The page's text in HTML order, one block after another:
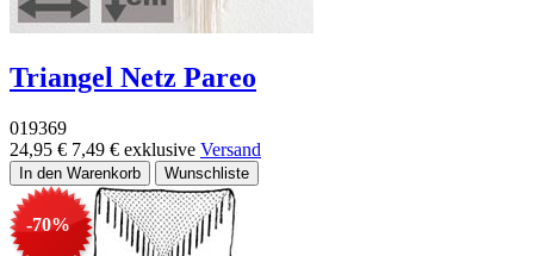
Triangel Netz Pareo
019369
24,95 € 7,49 € exklusive Versand
-70%